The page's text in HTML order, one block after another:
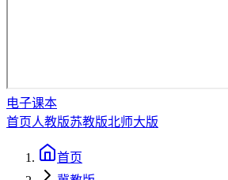
电子课本
首页人教版苏教版北师大版
首页